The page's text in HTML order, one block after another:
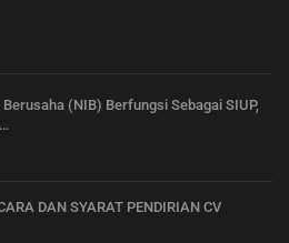
(NIB) Berfungsi Sebagai SIUP,
DAN SYARAT PENDIRIAN CV